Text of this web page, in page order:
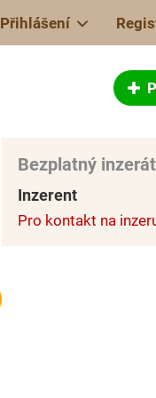
Přihlášení
Bezplatný inzerát
Inzerent
Pro kontakt na